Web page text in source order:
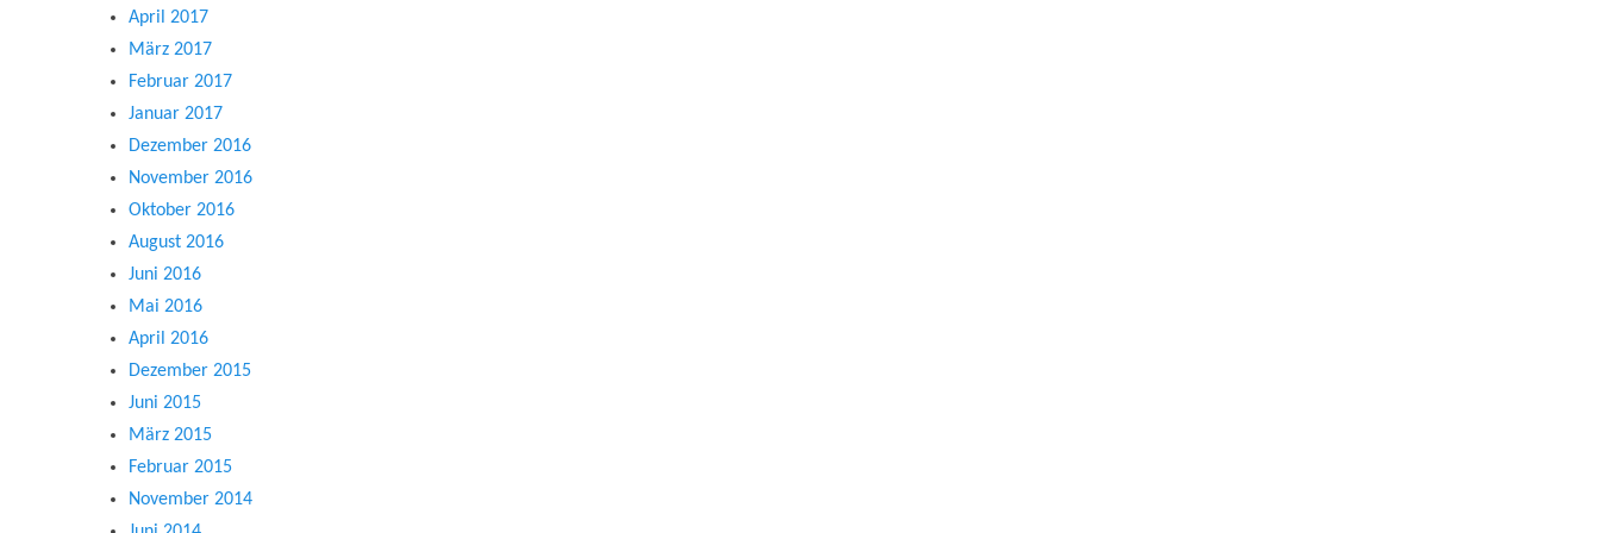
April 2017
März 2017
Februar 2017
Januar 2017
Dezember 2016
November 2016
Oktober 2016
August 2016
Juni 2016
Mai 2016
April 2016
Dezember 2015
Juni 2015
März 2015
Februar 2015
November 2014